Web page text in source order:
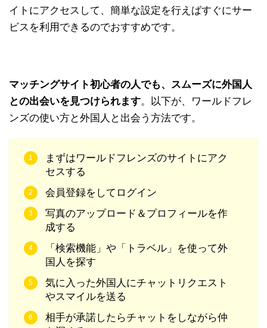
イトにアクセスして、簡単な設定を行えばすぐにサー
ビスを利用できるのでおすすめです。
マッチングサイト初心者の人でも、スムーズに外国人
との出会いを見つけられます。以下が、ワールドフレ
ンズの使い方と外国人と出会う方法です。
まずはワールドフレンズのサイトにアク
セスする
会員登録をしてログイン
写真のアップロード＆プロフィールを作
成する
「検索機能」や「トラベル」を使って外
国人を探す
気に入った外国人にチャットリクエスト
やスマイルを送る
相手が承諾したらチャットをしながら仲